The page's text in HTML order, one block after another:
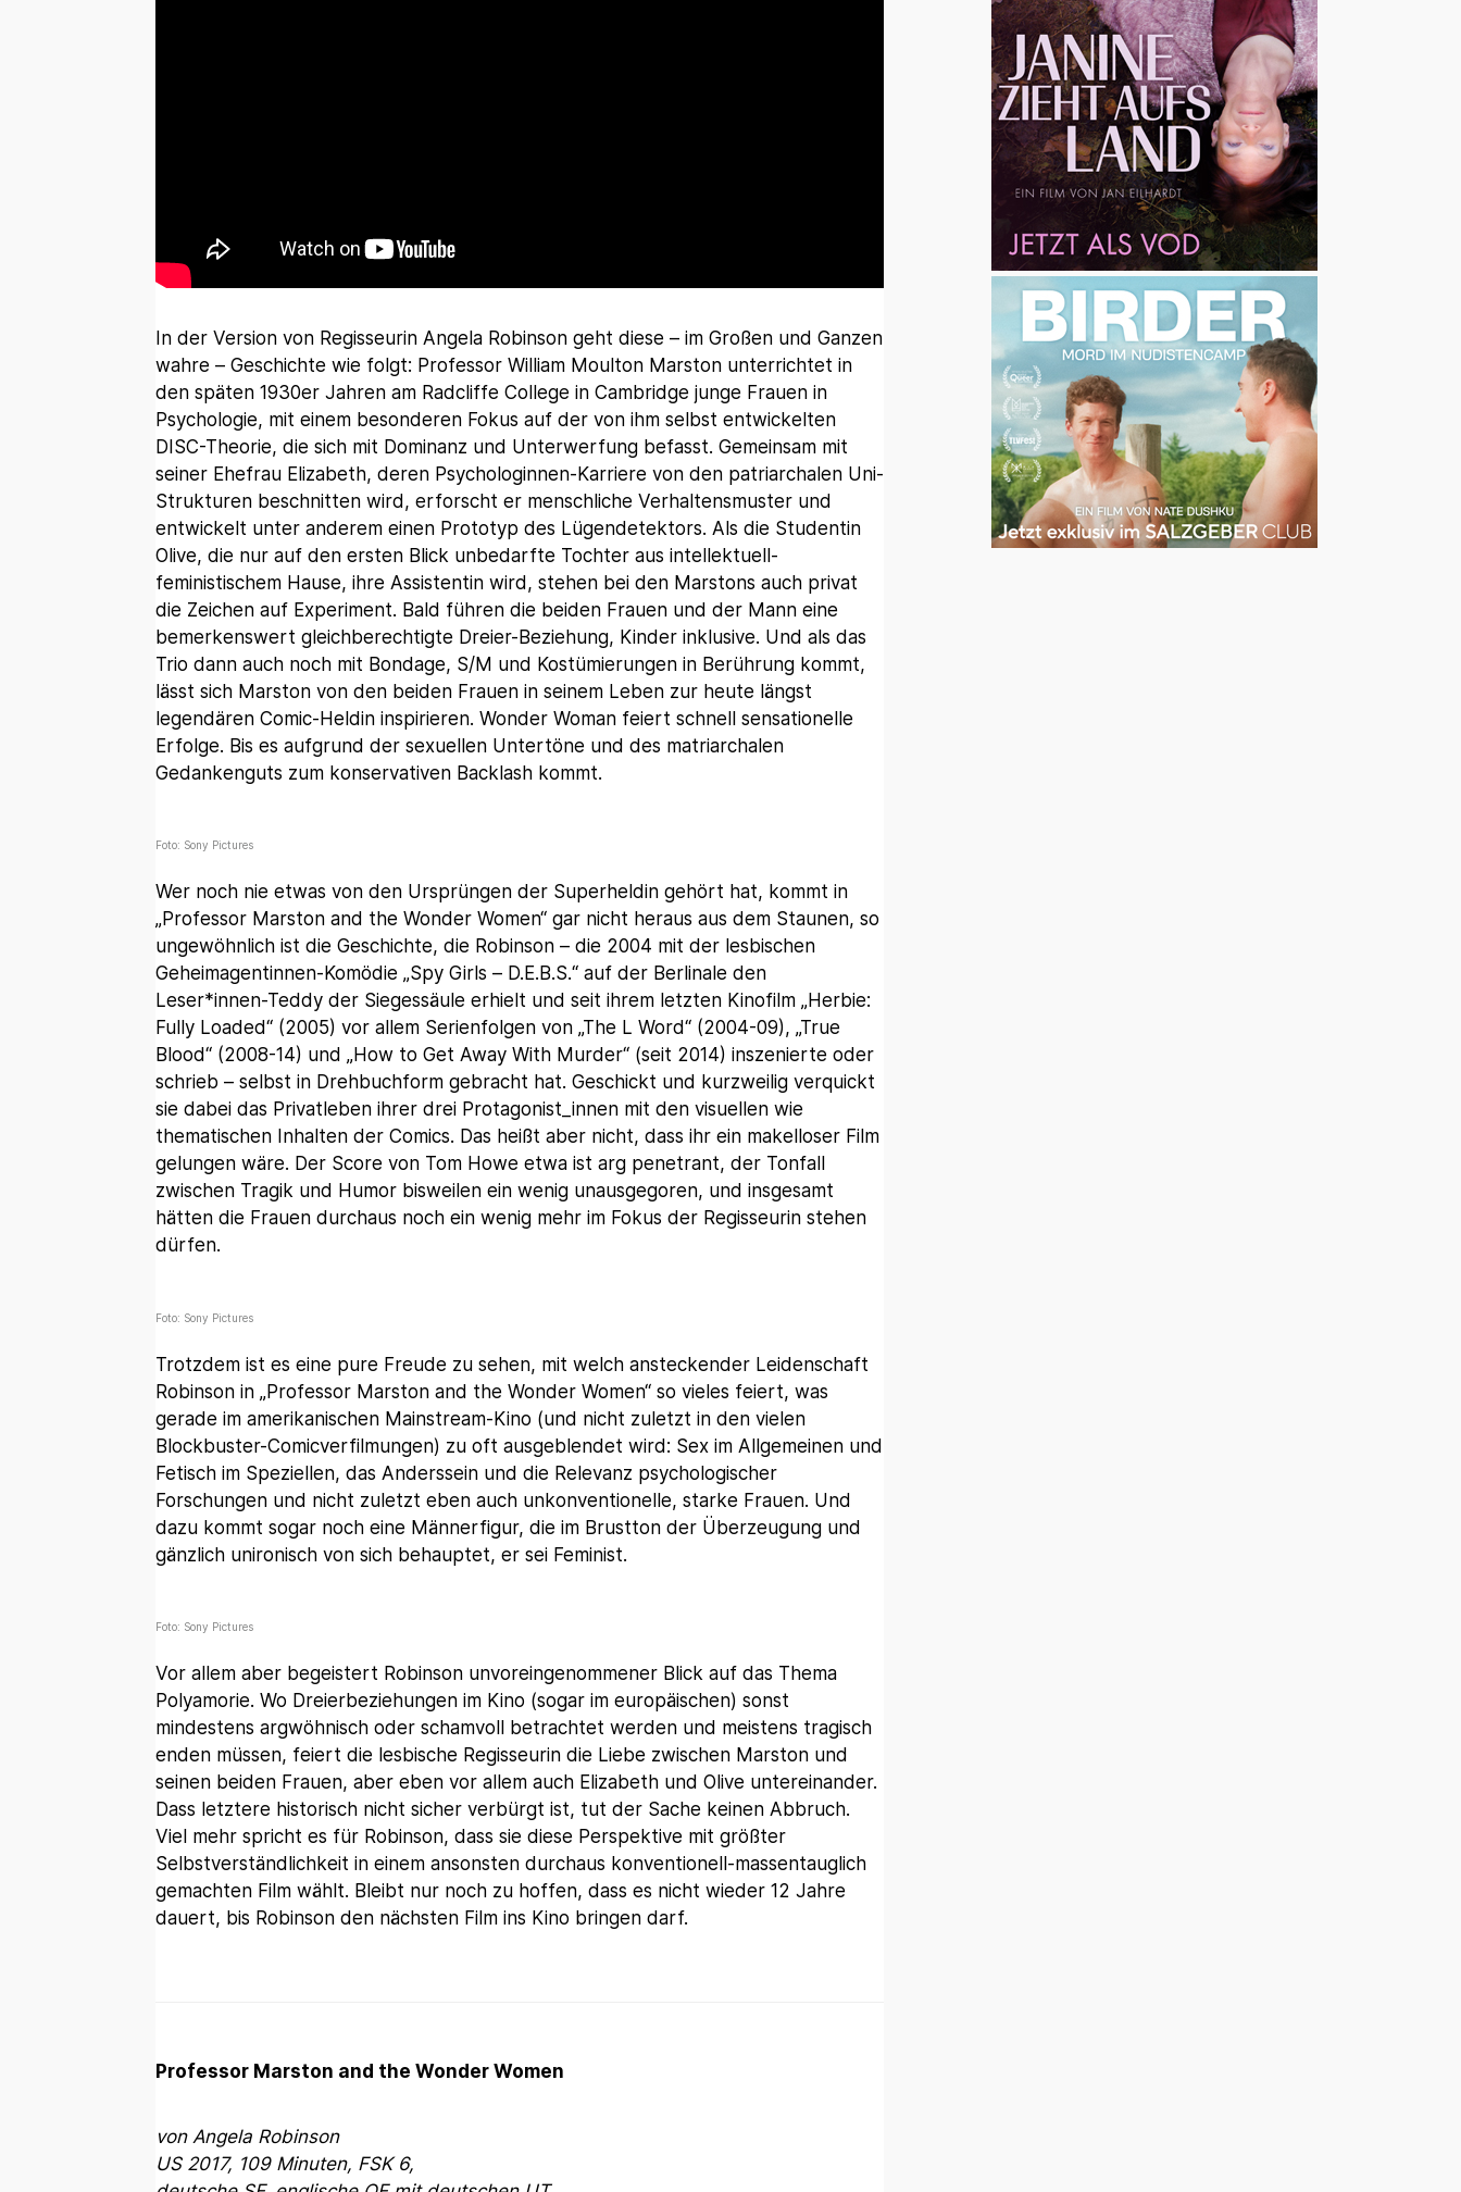
In der Version von Regisseurin Angela Robinson geht diese – im Großen und Ganzen
wahre – Geschichte wie folgt: Professor William Moulton Marston unterrichtet in
den späten 1930er Jahren am Radcliffe College in Cambridge junge Frauen in
Psychologie, mit einem besonderen Fokus auf der von ihm selbst entwickelten
DISC-Theorie, die sich mit Dominanz und Unterwerfung befasst. Gemeinsam mit
seiner Ehefrau Elizabeth, deren Psychologinnen-Karriere von den patriarchalen Uni-
Strukturen beschnitten wird, erforscht er menschliche Verhaltensmuster und
entwickelt unter anderem einen Prototyp des Lügendetektors. Als die Studentin
Olive, die nur auf den ersten Blick unbedarfte Tochter aus intellektuell-
feministischem Hause, ihre Assistentin wird, stehen bei den Marstons auch privat
die Zeichen auf Experiment. Bald führen die beiden Frauen und der Mann eine
bemerkenswert gleichberechtigte Dreier-Beziehung, Kinder inklusive. Und als das
Trio dann auch noch mit Bondage, S/M und Kostümierungen in Berührung kommt,
lässt sich Marston von den beiden Frauen in seinem Leben zur heute längst
legendären Comic-Heldin inspirieren. Wonder Woman feiert schnell sensationelle
Erfolge. Bis es aufgrund der sexuellen Untertöne und des matriarchalen
Gedankenguts zum konservativen Backlash kommt.
Foto: Sony Pictures
Wer noch nie etwas von den Ursprüngen der Superheldin gehört hat, kommt in
„Professor Marston and the Wonder Women“ gar nicht heraus aus dem Staunen, so
ungewöhnlich ist die Geschichte, die Robinson – die 2004 mit der lesbischen
Geheimagentinnen-Komödie „Spy Girls – D.E.B.S.“ auf der Berlinale den
Leser*innen-Teddy der Siegessäule erhielt und seit ihrem letzten Kinofilm „Herbie:
Fully Loaded“ (2005) vor allem Serienfolgen von „The L Word“ (2004-09), „True
Blood“ (2008-14) und „How to Get Away With Murder“ (seit 2014) inszenierte oder
schrieb – selbst in Drehbuchform gebracht hat. Geschickt und kurzweilig verquickt
sie dabei das Privatleben ihrer drei Protagonist_innen mit den visuellen wie
thematischen Inhalten der Comics. Das heißt aber nicht, dass ihr ein makelloser Film
gelungen wäre. Der Score von Tom Howe etwa ist arg penetrant, der Tonfall
zwischen Tragik und Humor bisweilen ein wenig unausgegoren, und insgesamt
hätten die Frauen durchaus noch ein wenig mehr im Fokus der Regisseurin stehen
dürfen.
Foto: Sony Pictures
Trotzdem ist es eine pure Freude zu sehen, mit welch ansteckender Leidenschaft
Robinson in „Professor Marston and the Wonder Women“ so vieles feiert, was
gerade im amerikanischen Mainstream-Kino (und nicht zuletzt in den vielen
Blockbuster-Comicverfilmungen) zu oft ausgeblendet wird: Sex im Allgemeinen und
Fetisch im Speziellen, das Anderssein und die Relevanz psychologischer
Forschungen und nicht zuletzt eben auch unkonventionelle, starke Frauen. Und
dazu kommt sogar noch eine Männerfigur, die im Brustton der Überzeugung und
gänzlich unironisch von sich behauptet, er sei Feminist.
Foto: Sony Pictures
Vor allem aber begeistert Robinson unvoreingenommener Blick auf das Thema
Polyamorie. Wo Dreierbeziehungen im Kino (sogar im europäischen) sonst
mindestens argwöhnisch oder schamvoll betrachtet werden und meistens tragisch
enden müssen, feiert die lesbische Regisseurin die Liebe zwischen Marston und
seinen beiden Frauen, aber eben vor allem auch Elizabeth und Olive untereinander.
Dass letztere historisch nicht sicher verbürgt ist, tut der Sache keinen Abbruch.
Viel mehr spricht es für Robinson, dass sie diese Perspektive mit größter
Selbstverständlichkeit in einem ansonsten durchaus konventionell-massentauglich
gemachten Film wählt. Bleibt nur noch zu hoffen, dass es nicht wieder 12 Jahre
dauert, bis Robinson den nächsten Film ins Kino bringen darf.
Professor Marston and the Wonder Women
von Angela Robinson
US 2017, 109 Minuten, FSK 6,